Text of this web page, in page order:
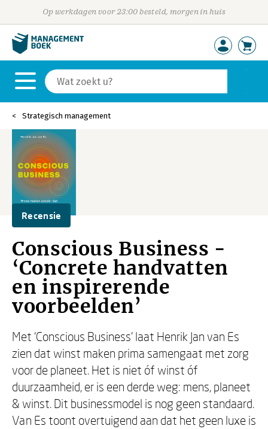
Op werkdagen voor 23:00 besteld, morgen in huis
Strategisch management
Recensie
Conscious Business -
‘Concrete handvatten
en inspirerende
voorbeelden’
Met ‘Conscious Business’ laat Henrik Jan van Es
zien dat winst maken prima samengaat met zorg
voor de planeet. Het is niet óf winst óf
duurzaamheid, er is een derde weg: mens, planeet
& winst. Dit businessmodel is nog geen standaard.
Van Es toont overtuigend aan dat het geen luxe is